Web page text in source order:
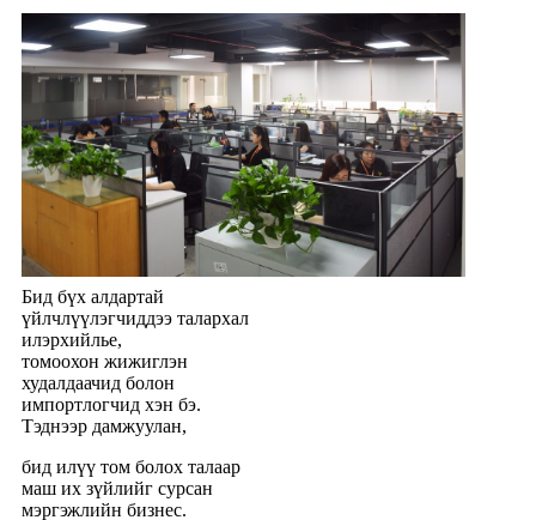
Бид бүх алдартай
үйлчлүүлэгчиддээ талархал
илэрхийлье,
томоохон жижиглэн
худалдаачид болон
импортлогчид хэн бэ.
Тэднээр дамжуулан,
бид илүү том болох талаар
маш их зүйлийг сурсан
мэргэжлийн бизнес.